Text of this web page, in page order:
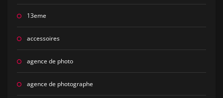
13eme
accessoires
agence de photo
agence de photographe